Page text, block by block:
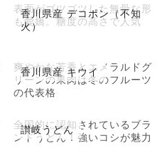
香川県産 デコポン（不知
火）
表面がゴツゴツした無骨な形
も愛嬌。糖度の高さで人気
香川県産 キウイ
爽やかな芳香とエメラルドグ
リーンの果肉は冬のフルーツ
の代表格
讃岐うどん
全国的に認知されているブラ
ンドうどん！強いコシが魅力